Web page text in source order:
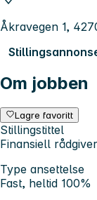
Åkravegen 1,
Om jobben
Lagre favoritt
Stillingstittel
Finansiell
Type ansettelse
Fast, heltid 100%